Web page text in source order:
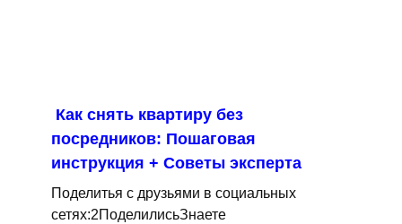
Как снять квартиру без
посредников: Пошаговая
инструкция + Советы эксперта
Поделитья с друзьями в социальных
сетях:2ПоделилисьЗнаете